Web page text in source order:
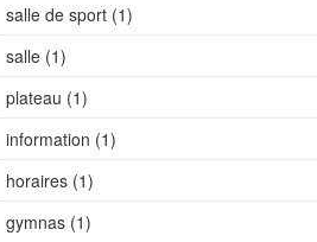
salle de sport (1)
salle (1)
plateau (1)
information (1)
horaires (1)
gymnas (1)